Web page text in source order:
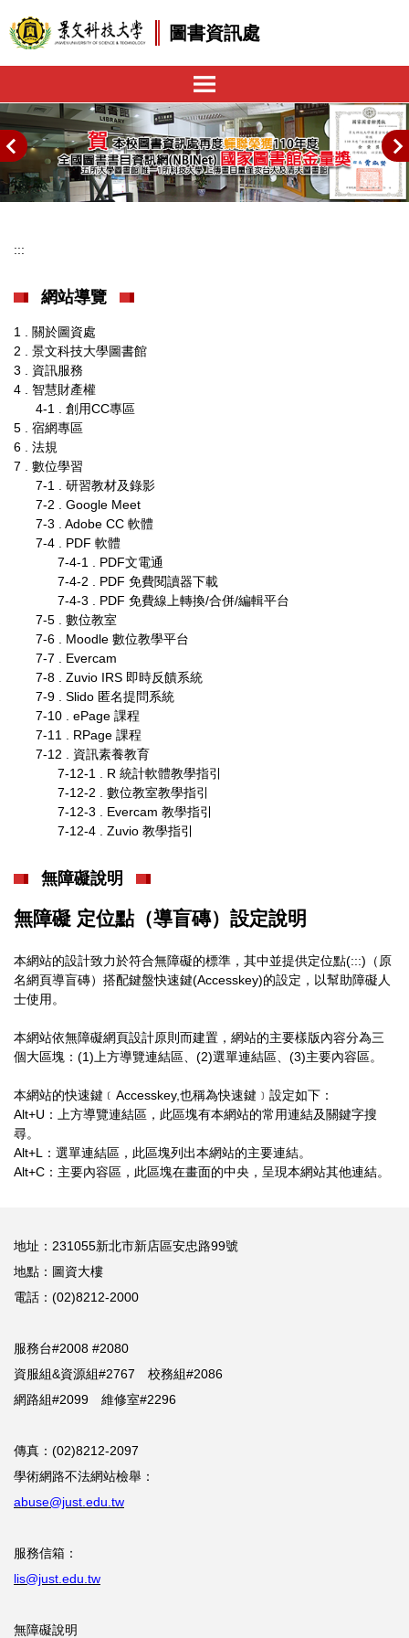
到
主
要
容
區
圖書資訊處
:::
網站導覽
1 . 關於圖資處
2 . 景文科技大學圖書館
3 . 資訊服務
4 . 智慧財產權
4-1 . 創用CC專區
5 . 宿網專區
6 . 法規
7 . 數位學習
7-1 . 研習教材及錄影
7-2 . Google Meet
7-3 . Adobe CC 軟體
7-4 . PDF 軟體
7-4-1 . PDF文電通
7-4-2 . PDF 免費閱讀器下載
7-4-3 . PDF 免費線上轉換/合併/編輯平台
7-5 . 數位教室
7-6 . Moodle 數位教學平台
7-7 . Evercam
7-8 . Zuvio IRS 即時反饋系統
7-9 . Slido 匿名提問系統
7-10 . ePage 課程
7-11 . RPage 課程
7-12 . 資訊素養教育
7-12-1 . R 統計軟體教學指引
7-12-2 . 數位教室教學指引
7-12-3 . Evercam 教學指引
7-12-4 . Zuvio 教學指引
無障礙說明
無障礙 定位點（導盲磚）設定說明
本網站的設計致力於符合無障礙的標準，其中並提供定位點(:::)（原
名網頁導盲磚）搭配鍵盤快速鍵(Accesskey)的設定，以幫助障礙人
士使用。
本網站依無障礙網頁設計原則而建置，網站的主要樣版內容分為三
個大區塊：(1)上方導覽連結區、(2)選單連結區、(3)主要內容區。
本網站的快速鍵﹝Accesskey,也稱為快速鍵﹞設定如下：
Alt+U：上方導覽連結區，此區塊有本網站的常用連結及關鍵字搜
尋。
Alt+L：選單連結區，此區塊列出本網站的主要連結。
Alt+C：主要內容區，此區塊在畫面的中央，呈現本網站其他連結。
地址：231055新北市新店區安忠路99號
地點：圖資大樓
電話：(02)8212-2000
服務台#2008 #2080
資服組&資源組#2767 校務組#2086
網路組#2099 維修室#2296
傳真：(02)8212-2097
學術網路不法網站檢舉：
abuse@just.edu.tw
服務信箱：
lis@just.edu.tw
無障礙說明